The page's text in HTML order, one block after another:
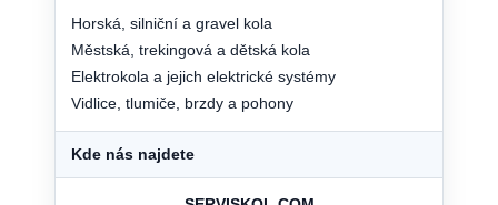
Horská, silniční a gravel kola
Městská, trekingová a dětská kola
Elektrokola a jejich elektrické systémy
Vidlice, tlumiče, brzdy a pohony
Kde nás najdete